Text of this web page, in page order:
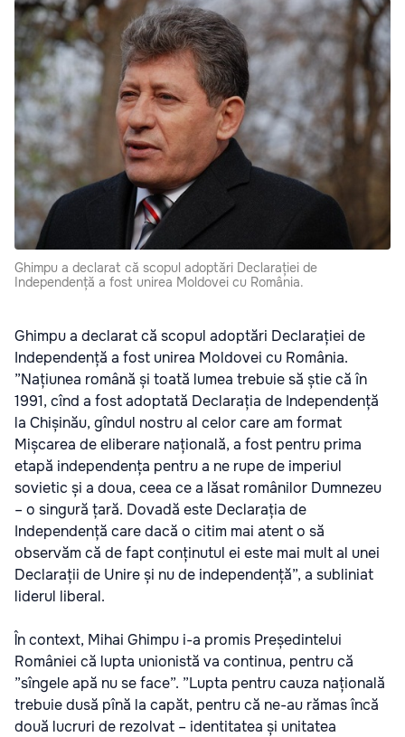
Ghimpu a declarat că scopul adoptări Declarației de
Independență a fost unirea Moldovei cu România.
Ghimpu a declarat că scopul adoptări Declarației de
Independență a fost unirea Moldovei cu România.
”Națiunea română și toată lumea trebuie să știe că în
1991, cînd a fost adoptată Declarația de Independență
la Chișinău, gîndul nostru al celor care am format
Mișcarea de eliberare națională, a fost pentru prima
etapă independența pentru a ne rupe de imperiul
sovietic și a doua, ceea ce a lăsat românilor Dumnezeu
– o singură țară. Dovadă este Declarația de
Independență care dacă o citim mai atent o să
observăm că de fapt conținutul ei este mai mult al unei
Declarații de Unire și nu de independență”, a subliniat
liderul liberal.
În context, Mihai Ghimpu i-a promis Președintelui
României că lupta unionistă va continua, pentru că
”sîngele apă nu se face”. ”Lupta pentru cauza națională
trebuie dusă pînă la capăt, pentru că ne-au rămas încă
două lucruri de rezolvat – identitatea și unitatea